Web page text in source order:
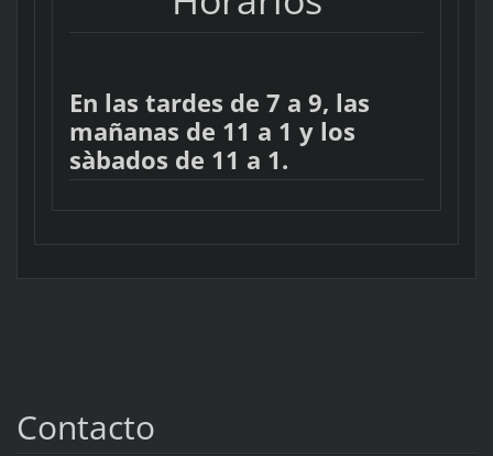
En las tardes de 7 a 9, las
mañanas de 11 a 1 y los
sàbados de 11 a 1.
Contacto